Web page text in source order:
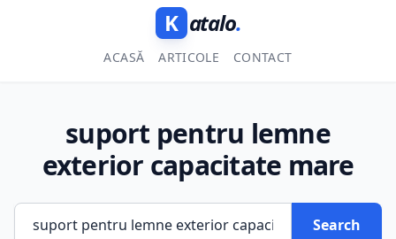
K atalo.
ACASĂ ARTICOLE CONTACT
suport pentru lemne
exterior capacitate mare
Search